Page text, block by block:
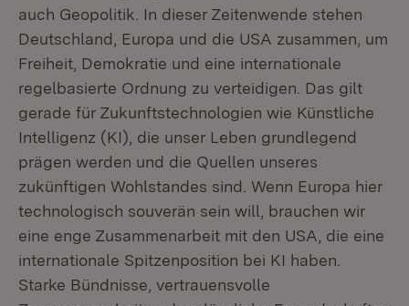
auch Geopolitik. In dieser Zeitenwende stehen
Deutschland, Europa und die USA zusammen, um
Freiheit, Demokratie und eine internationale
regelbasierte Ordnung zu verteidigen. Das gilt
gerade für Zukunftstechnologien wie Künstliche
Intelligenz (KI), die unser Leben grundlegend
prägen werden und die Quellen unseres
zukünftigen Wohlstandes sind. Wenn Europa hier
technologisch souverän sein will, brauchen wir
eine enge Zusammenarbeit mit den USA, die eine
internationale Spitzenposition bei KI haben.
Starke Bündnisse, vertrauensvolle